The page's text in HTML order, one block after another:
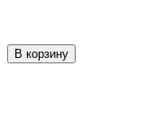
В корзину